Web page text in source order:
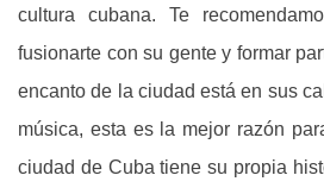
cultura cubana. Te
fusionarte con su gente y formar
encanto de la ciudad está en sus
música, esta es la mejor razón
ciudad de Cuba tiene su propia